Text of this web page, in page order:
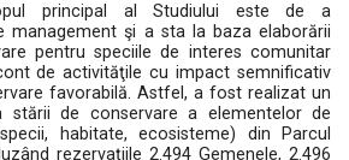
principal al Studiului este de a
management şi a sta la baza elaborării
pentru speciile de interes comunitar
de activităţile cu impact semnificativ
favorabilă. Astfel, a fost realizat un
stării de conservare a elementelor de
habitate, ecosisteme) din Parcul
rezervațiile 2.494 Gemenele, 2.496